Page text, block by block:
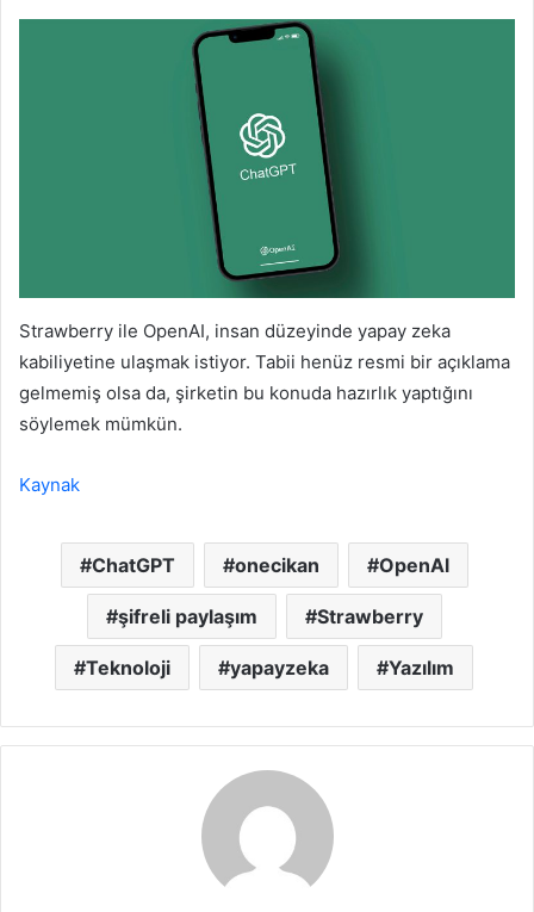
Strawberry ile OpenAI, insan düzeyinde yapay zeka
kabiliyetine ulaşmak istiyor. Tabii henüz resmi bir açıklama
gelmemiş olsa da, şirketin bu konuda hazırlık yaptığını
söylemek mümkün.
Kaynak
ChatGPT onecikan OpenAl
şifreli paylaşım Strawberry
Teknoloji yapayzeka Yazılım